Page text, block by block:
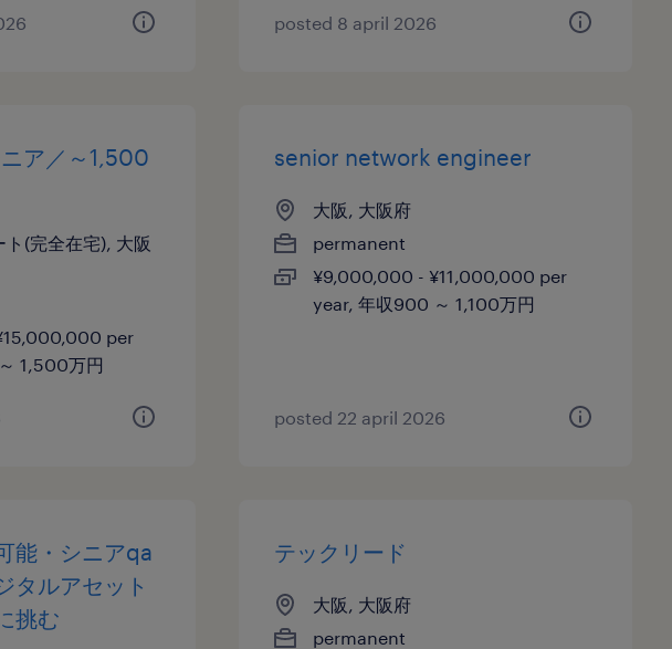
posted 8 april 2026
ア／～1,500
(完全在宅), 大阪
per
1,500万円
senior network engineer
大阪, 大阪府
permanent
¥9,000,000 - ¥11,000,000 per
year, 年収900 ～ 1,100万円
posted 22 april 2026
能・シニアqa
タルアセット
挑む
テックリード
大阪, 大阪府
permanent